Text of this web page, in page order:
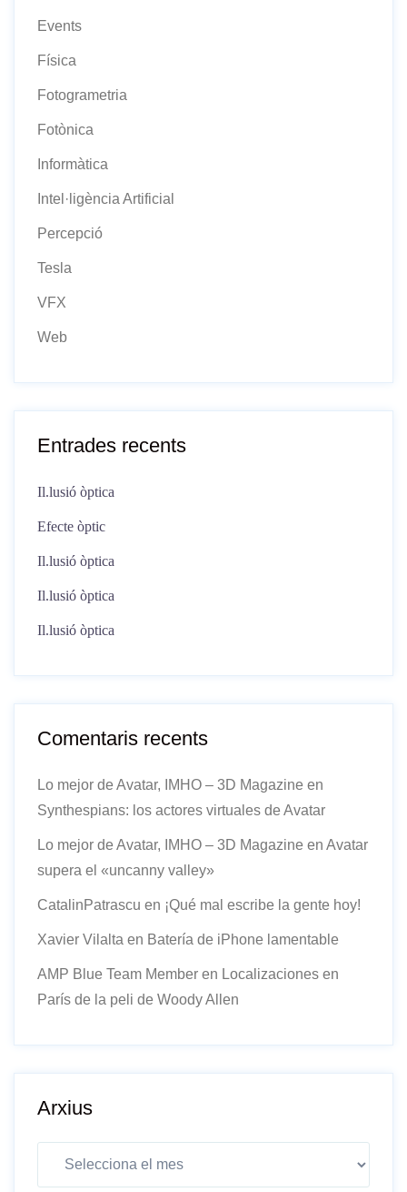
Events
Física
Fotogrametria
Fotònica
Informàtica
Intel·ligència Artificial
Percepció
Tesla
VFX
Web
Entrades recents
Il.lusió òptica
Efecte òptic
Il.lusió òptica
Il.lusió òptica
Il.lusió òptica
Comentaris recents
Lo mejor de Avatar, IMHO – 3D Magazine en
Synthespians: los actores virtuales de Avatar
Lo mejor de Avatar, IMHO – 3D Magazine en Avatar
supera el «uncanny valley»
CatalinPatrascu en ¡Qué mal escribe la gente hoy!
Xavier Vilalta en Batería de iPhone lamentable
AMP Blue Team Member en Localizaciones en
París de la peli de Woody Allen
Arxius